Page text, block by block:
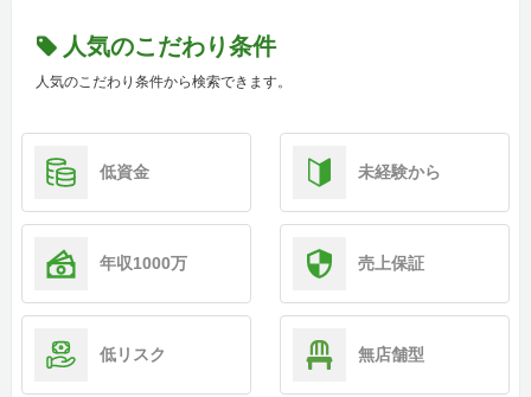
人気のこだわり条件
人気のこだわり条件から検索できます。
低資金 未経験から
年収1000万 売上保証
低リスク 無店舗型